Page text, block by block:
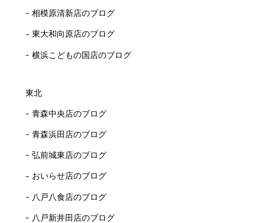
相模原清新店のブログ
東大和向原店のブログ
横浜こどもの国店のブログ
東北
青森中央店のブログ
青森浜田店のブログ
弘前城東店のブログ
おいらせ店のブログ
八戸八食店のブログ
八戸新井田店のブログ